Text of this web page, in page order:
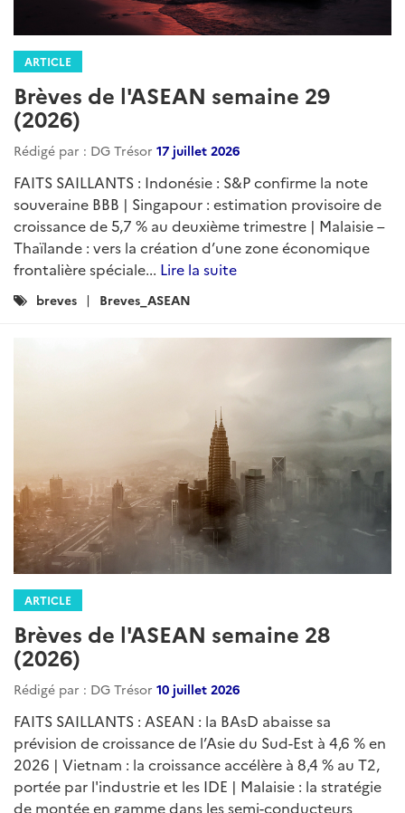
ARTICLE
Brèves de l'ASEAN semaine 29
(2026)
Rédigé par : DG Trésor 17 juillet 2026
FAITS SAILLANTS : Indonésie : S&P confirme la note
souveraine BBB | Singapour : estimation provisoire de
croissance de 5,7 % au deuxième trimestre | Malaisie –
Thaïlande : vers la création d’une zone économique
frontalière spéciale... Lire la suite
Catégories
breves Breves_ASEAN
ARTICLE
Brèves de l'ASEAN semaine 28
(2026)
Rédigé par : DG Trésor 10 juillet 2026
FAITS SAILLANTS : ASEAN : la BAsD abaisse sa
prévision de croissance de l’Asie du Sud-Est à 4,6 % en
2026 | Vietnam : la croissance accélère à 8,4 % au T2,
portée par l'industrie et les IDE | Malaisie : la stratégie
de montée en gamme dans les semi-conducteurs